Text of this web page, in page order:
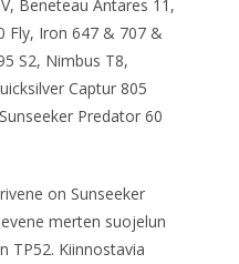
Beneteau Antares 11,
Fly, Iron 647 & 707 &
S2, Nimbus T8,
Captur 805
Predator 60
on Sunseeker
merten suojelun
TP52. Kiinnostavia